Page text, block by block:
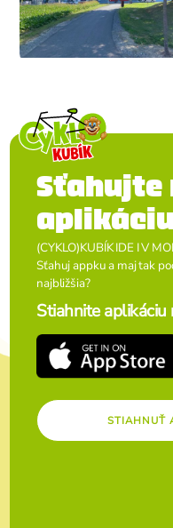
Sťahujte
(CYKLO)KUBÍK IDE I V
Sťahuj appku a maj tak
najbližšia?
Stiahnite aplikáciu
STIAHNUŤ